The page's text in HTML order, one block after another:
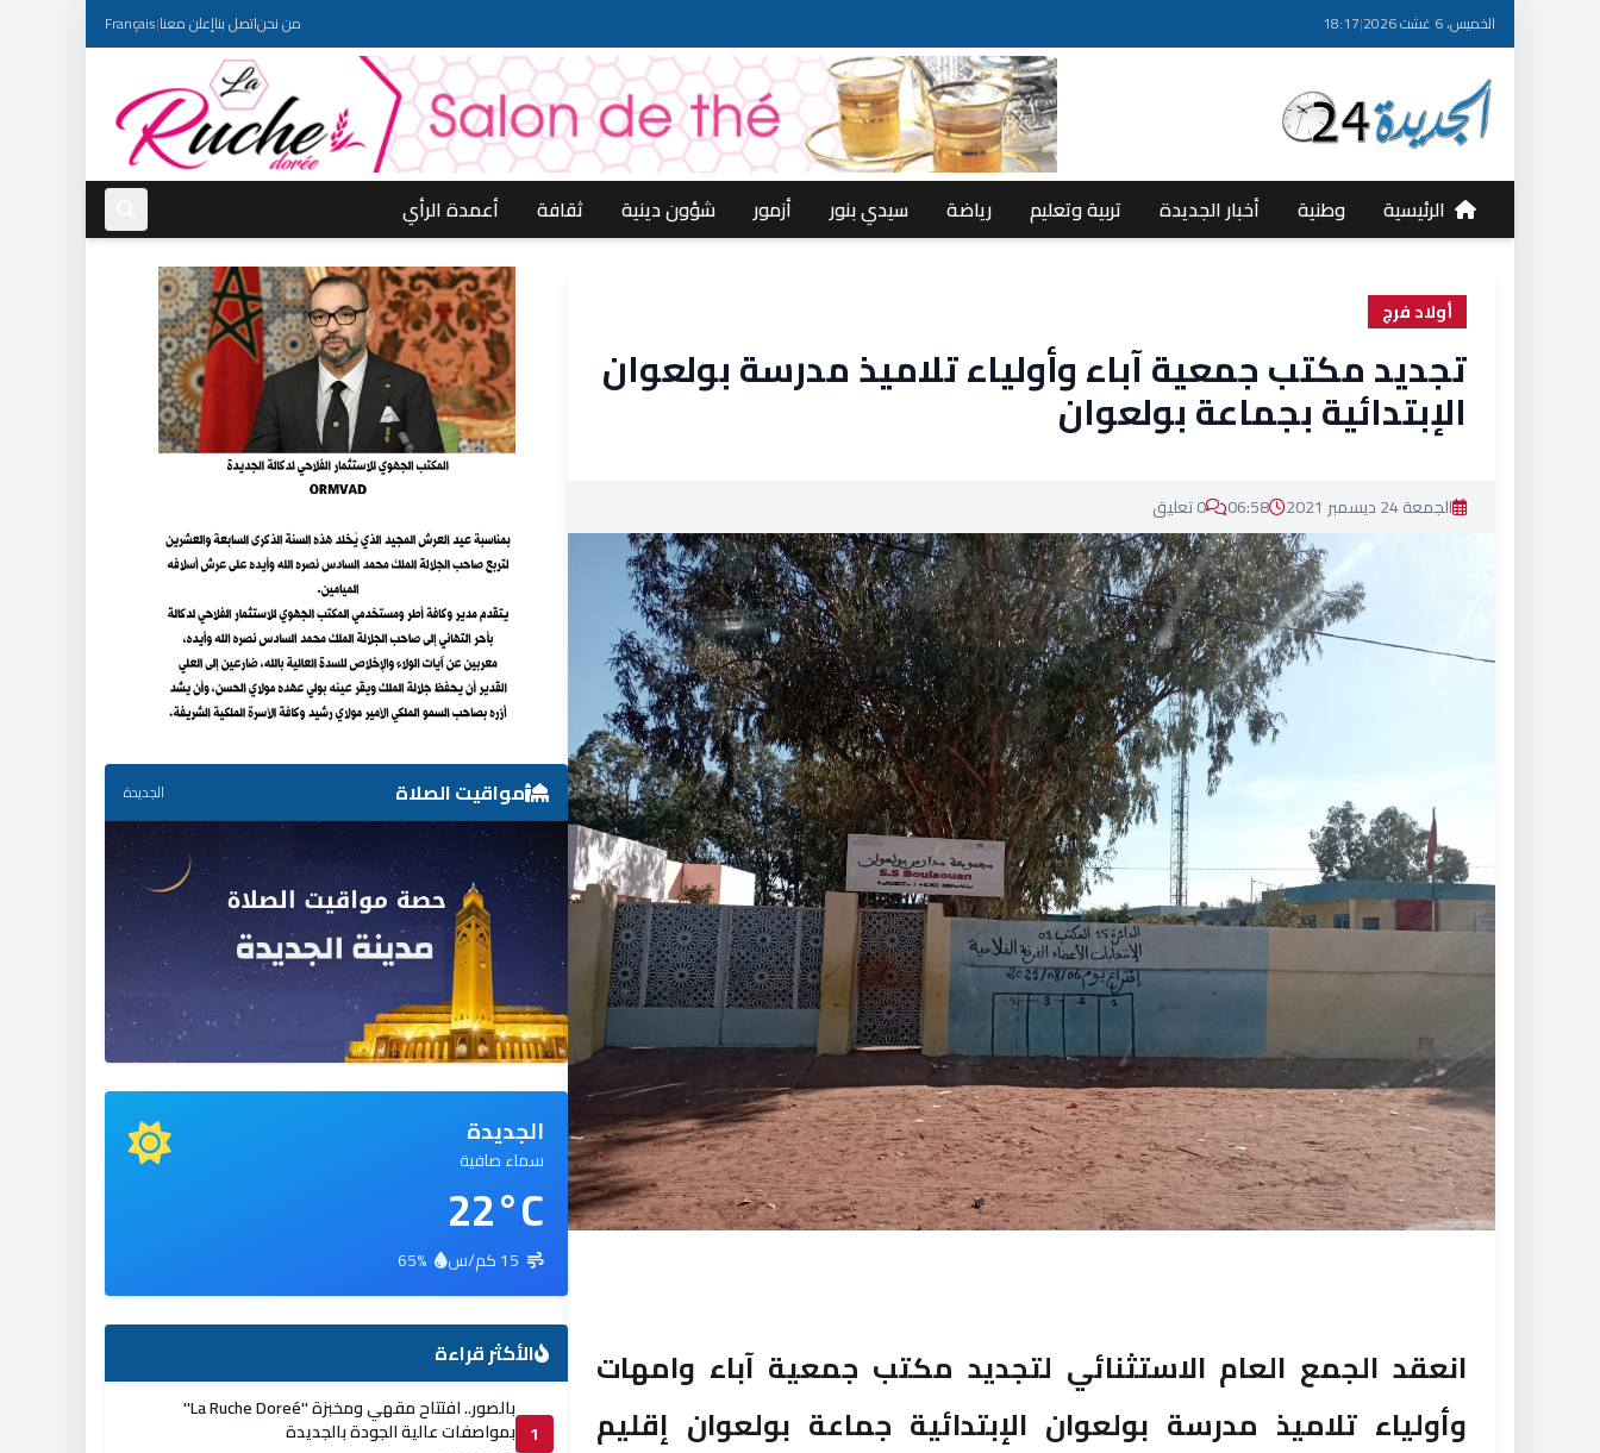
الخميس، 6 غشت 2026 |
18:17 من نحناتصل بناإعلن معنا|
Français
الرئيسية وطنية أخبار الجديدة تربية وتعليم رياضة سيدي بنور أزمور شؤون دينية ثقافة أعمدة الرأي
أولاد فرج
تجديد مكتب جمعية آباء وأولياء تلاميذ مدرسة بولعوان
الإبتدائية بجماعة بولعوان
الجمعة 24 ديسمبر 2021 06:58 0 تعليق
انعقد الجمع العام الاستثنائي لتجديد مكتب جمعية آباء وامهات
وأولياء تلاميذ مدرسة بولعوان الإبتدائية جماعة بولعوان إقليم
مواقيت الصلاة الجديدة
الجديدة
سماء صافية
22°C
الأكثر قراءة
1
بالصور.. افتتاح مقهي ومخبزة ''La Ruche Doreé''
بمواصفات عالية الجودة بالجديدة